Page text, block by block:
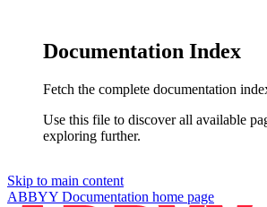
Documentation Index
Fetch the complete documentation
Use this file to discover all available
exploring further.
Skip to main content
ABBYY Documentation home page